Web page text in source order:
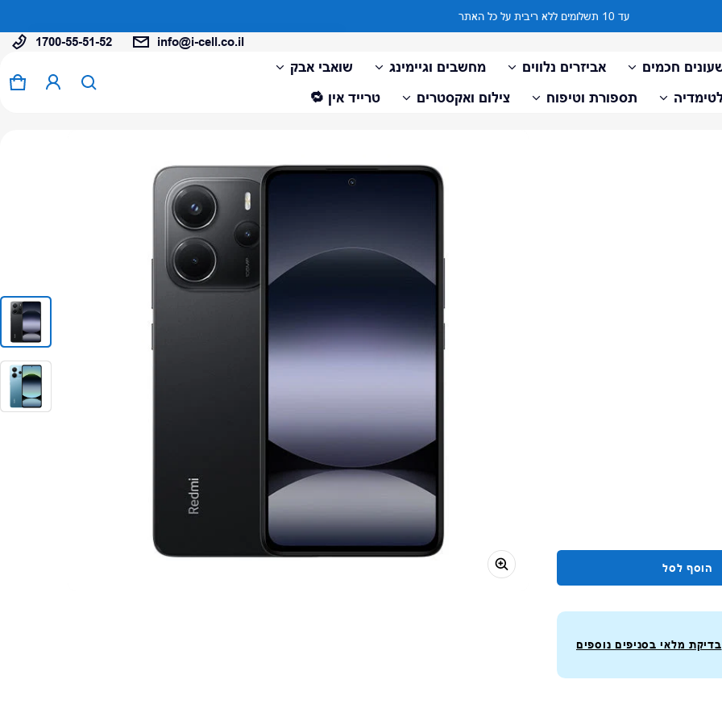
עד 10 תשלומים ללא ריבית על כל האתר
1700-55-51-52 info@i-cell.co.il
חכמים אביזרים נלווים מחשבים וגיימינג
שואבי אבק
תספורת וטיפוח צילום ואקסטרים טרייד אין 🔁
0 פריטים
לתשלום
הוסף לסל
בדיקת מלאי בסניפים נוספים